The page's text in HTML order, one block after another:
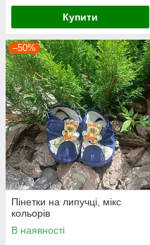
Купити
–50%
Пінетки на липучці, мікс
кольорів
В наявності